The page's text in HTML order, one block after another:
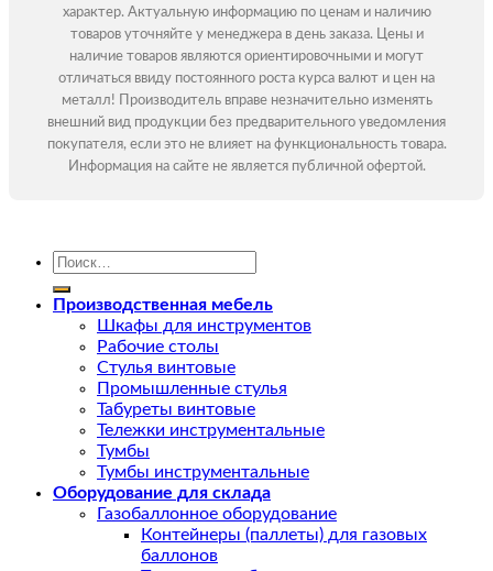
характер. Актуальную информацию по ценам и наличию
товаров уточняйте у менеджера в день заказа. Цены и
наличие товаров являются ориентировочными и могут
отличаться ввиду постоянного роста курса валют и цен на
металл! Производитель вправе незначительно изменять
внешний вид продукции без предварительного уведомления
покупателя, если это не влияет на функциональность товара.
Информация на сайте не является публичной офертой.
Искать:
Производственная мебель
Шкафы для инструментов
Рабочие столы
Стулья винтовые
Промышленные стулья
Табуреты винтовые
Тележки инструментальные
Тумбы
Тумбы инструментальные
Оборудование для склада
Газобаллонное оборудование
Контейнеры (паллеты) для газовых
баллонов